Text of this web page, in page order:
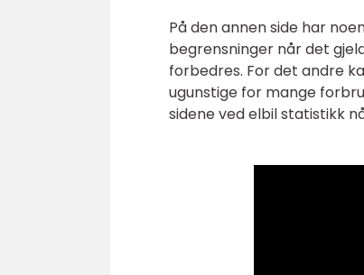
På den annen side har
begrensninger når det
forbedres. For det andre
ugunstige for mange
sidene ved elbil statistikk